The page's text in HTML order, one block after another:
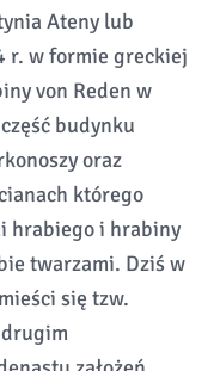
Ateny lub
r. w formie greckiej
von Reden w
budynku
oraz
którego
hrabiego i hrabiny
twarzami. Dziś w
się tzw.